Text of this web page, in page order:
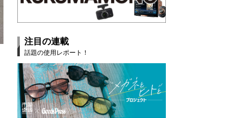
注目の連載
話題の使用レポート！